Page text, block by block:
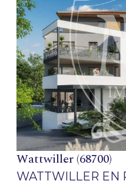
VOIR
Wattwiller (68700)
WATTWILLER EN